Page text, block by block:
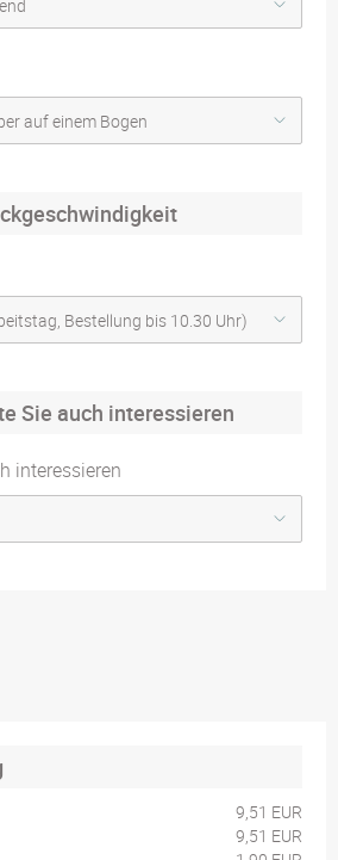
auf einem Bogen
Bestellung bis 10.30 Uhr)
Sie auch interessieren
interessieren
9,51 EUR
9,51 EUR